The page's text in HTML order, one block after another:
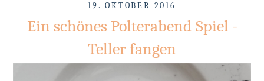
19. OKTOBER 2016
Ein schönes Polterabend Spiel -
Teller fangen